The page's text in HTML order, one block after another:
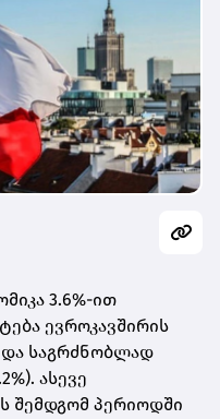
3.6%-ით
ევროკავშირის
და საგრძნობლად
ასევე
შემდგომ პერიოდში